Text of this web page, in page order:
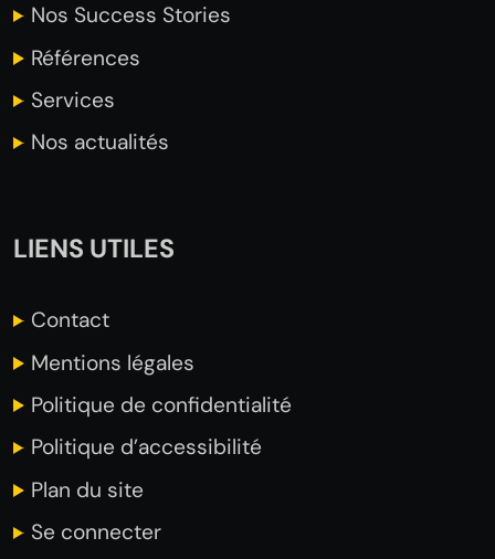
Nos Success Stories
Références
Services
Nos actualités
LIENS UTILES
Contact
Mentions légales
Politique de confidentialité
Politique d’accessibilité
Plan du site
Se connecter